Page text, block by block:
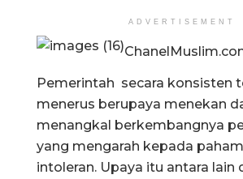
ADVERTISEMENT
Pemerintah secara konsisten
menerus berupaya menekan
menangkal berkembangnya
yang mengarah kepada
intoleran. Upaya itu antara lain